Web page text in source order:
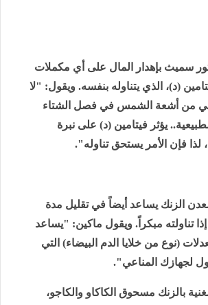
سميث بإهدار المال على أي مكملات
(د)، الذي يتناوله بنفسه. ويقول: "لا
من أشعة الشمس في فصل الشتاء
يؤثر فيتامين (د) على نبرة
لذا فإن الأمر يستحق تناوله".
الزنك يساعد أيضاً في تقليل مدة
تناولته مبكراً. ويقول ماكين: "يساعد
(نوع من خلايا الدم البيضاء) التي
لجهازك المناعي".
بالزنك مسحوق الكاكاو والكاجو،